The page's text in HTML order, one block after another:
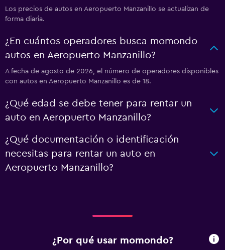
Los precios de autos en Aeropuerto Manzanillo se actualizan de
forma diaria.
¿En cuántos operadores busca momondo
autos en Aeropuerto Manzanillo?
A fecha de agosto de 2026, el número de operadores disponibles
con autos en Aeropuerto Manzanillo es de 18.
¿Qué edad se debe tener para rentar un
auto en Aeropuerto Manzanillo?
¿Qué documentación o identificación
necesitas para rentar un auto en
Aeropuerto Manzanillo?
¿Por qué usar momondo?